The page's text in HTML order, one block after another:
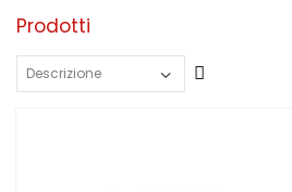
Prodotti